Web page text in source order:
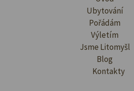
Ubytování
Pořádám
Výletím
Jsme Litomyšl
Blog
Kontakty